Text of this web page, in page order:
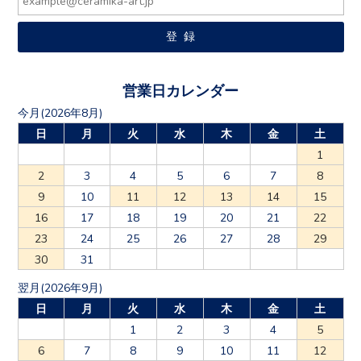
営業日カレンダー
今月(2026年8月)
日
月 火 水 木 金
土
1
2
3 4 5 6 7
8
9
10 11 12 13 14
15
16
17 18 19 20 21
22
23
24 25 26 27 28
29
30
31
翌月(2026年9月)
日
月 火 水 木 金
土
1
2 3 4
5
6
7 8 9 10 11 12